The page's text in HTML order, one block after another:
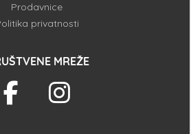
Prodavnice
privatnosti
MREŽE